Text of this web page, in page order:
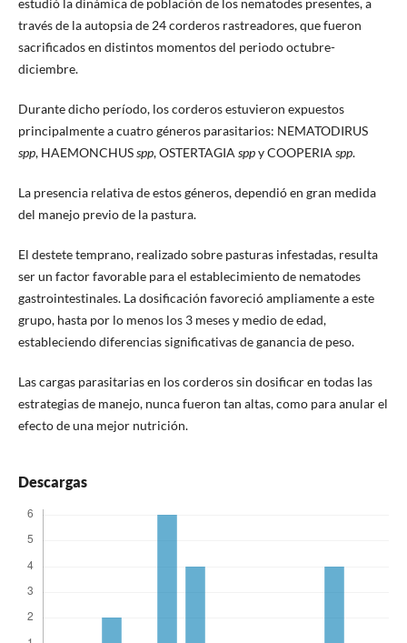
estudió la dinámica de población de los nematodes presentes, a
través de la autopsia de 24 corderos rastreadores, que fueron
sacrificados en distintos momentos del periodo octubre-
diciembre.
Durante dicho período, los corderos estuvieron expuestos
principalmente a cuatro géneros parasitarios: NEMATODIRUS
spp, HAEMONCHUSspp, OSTERTAGIA sppy COOPERIA spp.
La presencia relativa de estos géneros, dependió en gran medida
del manejo previo de la pastura.
El destete temprano, realizado sobre pasturas infestadas, resulta
ser un factor favorable para el establecimiento de nematodes
gastrointestinales. La dosificación favoreció ampliamente a este
grupo, hasta por lo menos los 3 meses y medio de edad,
estableciendo diferencias significativas de ganancia de peso.
Las cargas parasitarias en los corderos sin dosificar en todas las
estrategias de manejo, nunca fueron tan altas, como para anular el
efecto de una mejor nutrición.
Descargas